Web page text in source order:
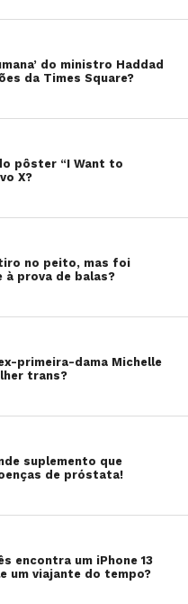
do ministro Haddad
da Times Square?
pôster “I Want to
X?
no peito, mas foi
à prova de balas?
primeira-dama Michelle
trans?
suplemento que
de próstata!
encontra um iPhone 13
um viajante do tempo?